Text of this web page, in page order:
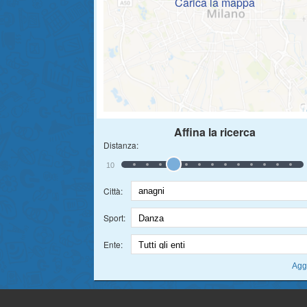
Affina la ricerca
Distanza:
10
Città:
Sport:
Ente: